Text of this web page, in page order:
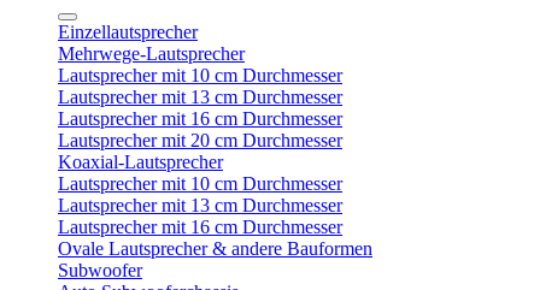
Einzellautsprecher
Mehrwege-Lautsprecher
Lautsprecher mit 10 cm Durchmesser
Lautsprecher mit 13 cm Durchmesser
Lautsprecher mit 16 cm Durchmesser
Lautsprecher mit 20 cm Durchmesser
Koaxial-Lautsprecher
Lautsprecher mit 10 cm Durchmesser
Lautsprecher mit 13 cm Durchmesser
Lautsprecher mit 16 cm Durchmesser
Ovale Lautsprecher & andere Bauformen
Subwoofer